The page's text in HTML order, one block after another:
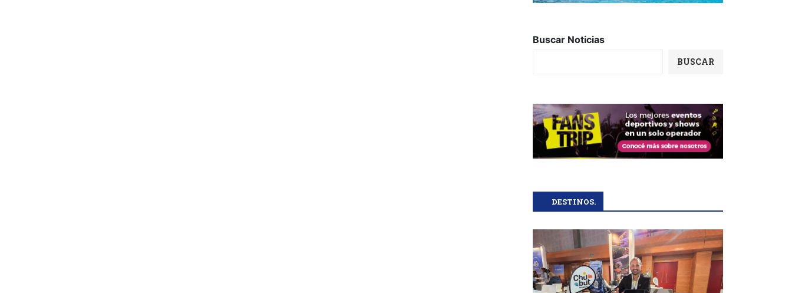
Buscar Noticias
BUSCAR
DESTINOS.